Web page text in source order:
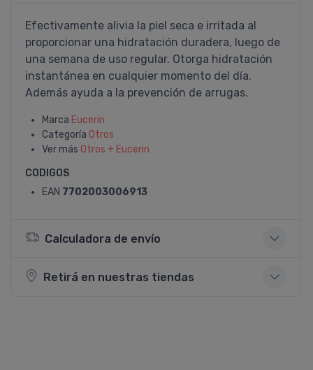
Efectivamente alivia la piel seca e irritada al
proporcionar una hidratación duradera, luego de
una semana de uso regular. Otorga hidratación
instantánea en cualquier momento del dí­a.
Además ayuda a la prevención de arrugas.
Marca Eucerin
Categoría Otros
Ver más Otros + Eucerin
CODIGOS
EAN 7702003006913
Calculadora de envío
Retirá en nuestras tiendas